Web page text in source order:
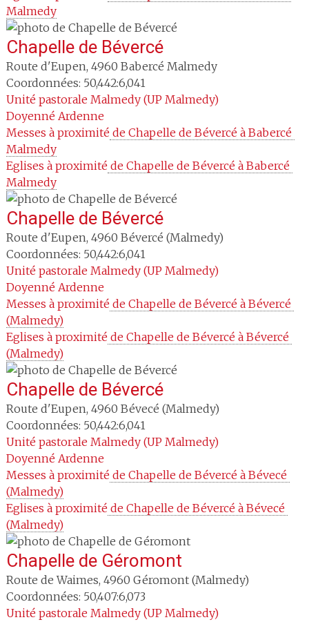
Malmedy
Chapelle de Bévercé
Route d'Eupen, 4960 Babercé Malmedy
Coordonnées: 50,442:6,041
Unité pastorale Malmedy (UP Malmedy)
Doyenné Ardenne
Messes à proximité de Chapelle de Bévercé à Babercé
Malmedy
Eglises à proximité de Chapelle de Bévercé à Babercé
Malmedy
Chapelle de Bévercé
Route d'Eupen, 4960 Bévercé (Malmedy)
Coordonnées: 50,442:6,041
Unité pastorale Malmedy (UP Malmedy)
Doyenné Ardenne
Messes à proximité de Chapelle de Bévercé à Bévercé
(Malmedy)
Eglises à proximité de Chapelle de Bévercé à Bévercé
(Malmedy)
Chapelle de Bévercé
Route d'Eupen, 4960 Bévecé (Malmedy)
Coordonnées: 50,442:6,041
Unité pastorale Malmedy (UP Malmedy)
Doyenné Ardenne
Messes à proximité de Chapelle de Bévercé à Bévecé
(Malmedy)
Eglises à proximité de Chapelle de Bévercé à Bévecé
(Malmedy)
Chapelle de Géromont
Route de Waimes, 4960 Géromont (Malmedy)
Coordonnées: 50,407:6,073
Unité pastorale Malmedy (UP Malmedy)